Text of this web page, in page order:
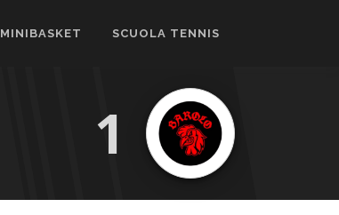
MINIBASKET SCUOLA TENNIS
1